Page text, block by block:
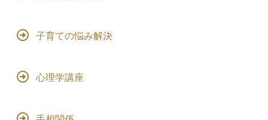
子育ての悩み解決
心理学講座